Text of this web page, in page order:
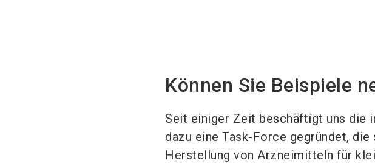
Können Sie Beispiele
Seit einiger Zeit beschäftigt uns die
dazu eine Task-Force gegründet,
Herstellung von Arzneimitteln für